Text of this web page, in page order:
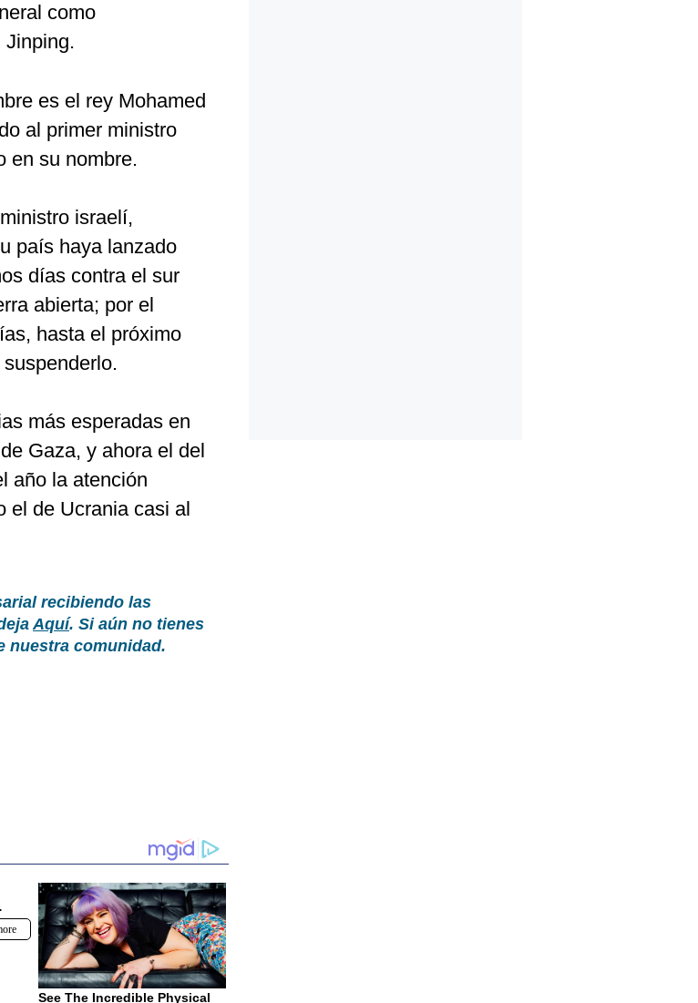
como
Jinping.
es el rey Mohamed
al primer ministro
en su nombre.
israelí,
país haya lanzado
días contra el sur
abierta; por el
hasta el próximo
más esperadas en
Gaza, y ahora el del
año la atención
el de Ucrania casi al
recibiendo las
Aquí. Si aún no tienes
nuestra comunidad.